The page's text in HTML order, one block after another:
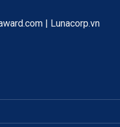
| Lunacorp.vn